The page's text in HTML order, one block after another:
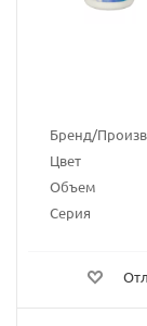
Бренд/
Цвет
Объем
Серия